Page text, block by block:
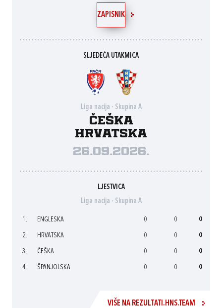
ZAPISNIK
SLJEDEĆA UTAKMICA
Liga nacija - Skupina A
Češka
Hrvatska
26.09.2026.
LJESTVICA
Liga nacija - Skupina A
1. ENGLESKA 0 0 0
2. HRVATSKA 0 0 0
3. ČEŠKA 0 0 0
4. ŠPANJOLSKA 0 0 0
VIŠE NA REZULTATI.HNS.TEAM